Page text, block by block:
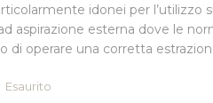
idonei per l’utilizzo
aspirazione esterna dove le
di operare una corretta
Esaurito